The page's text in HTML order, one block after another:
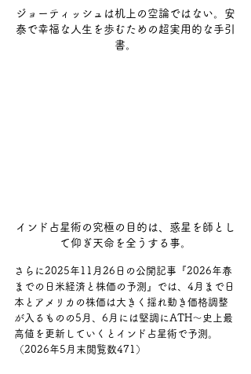
ジョーティッシュは机上の空論ではない。安
泰で幸福な人生を歩むための超実用的な手引
書。
インド占星術の究極の目的は、惑星を師とし
て仰ぎ天命を全うする事。
さらに2025年11月26日の公開記事『2026年春
までの日米経済と株価の予測』では、4月まで日
本とアメリカの株価は大きく揺れ動き価格調整
が入るものの5月、6月には堅調にATH～史上最
高値を更新していくとインド占星術で予測。
（2026年5月末閲覧数471）